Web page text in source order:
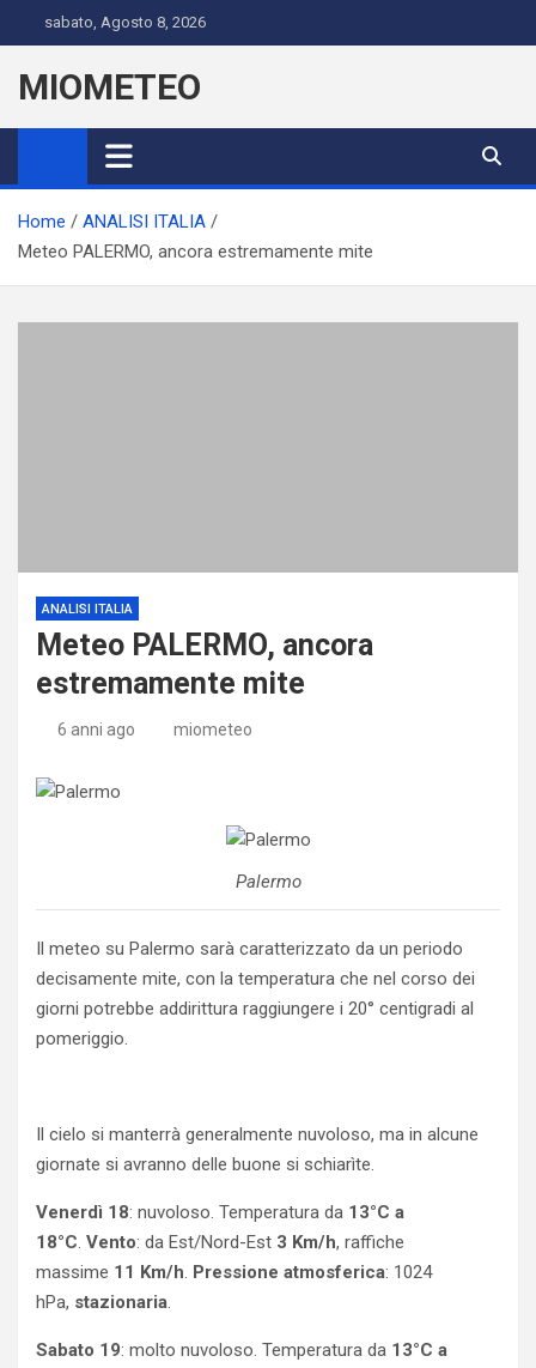
to
content
sabato, Agosto 8, 2026
MIOMETEO
Home
ANALISI ITALIA
Meteo PALERMO, ancora estremamente mite
ANALISI ITALIA
Meteo PALERMO, ancora
estremamente mite
6 anni ago miometeo
Palermo
Il meteo su Palermo sarà caratterizzato da un periodo
decisamente mite, con la temperatura che nel corso dei
giorni potrebbe addirittura raggiungere i 20° centigradi al
pomeriggio.
Il cielo si manterrà generalmente nuvoloso, ma in alcune
giornate si avranno delle buone si schiarìte.
Venerdì 18: nuvoloso. Temperatura da 13°C a
18°C. Vento: da Est/Nord-Est 3 Km/h, raffiche
massime 11 Km/h. Pressione atmosferica: 1024
hPa, stazionaria.
Sabato 19: molto nuvoloso. Temperatura da 13°C a